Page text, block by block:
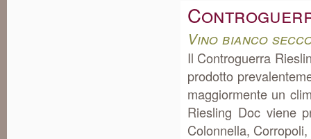
Vino bianco
Il Controguerra
prodotto
maggiormente un
Riesling Doc viene
Colonnella,